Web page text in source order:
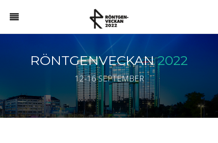
RÖNTGENVECKAN2022
12-16 SEPTEMBER